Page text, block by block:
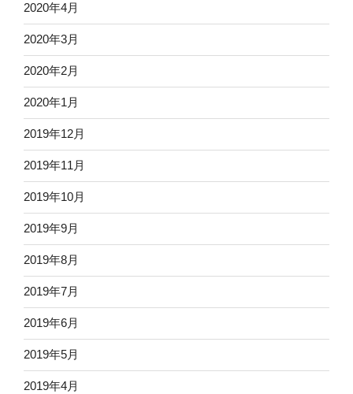
2020年4月
2020年3月
2020年2月
2020年1月
2019年12月
2019年11月
2019年10月
2019年9月
2019年8月
2019年7月
2019年6月
2019年5月
2019年4月